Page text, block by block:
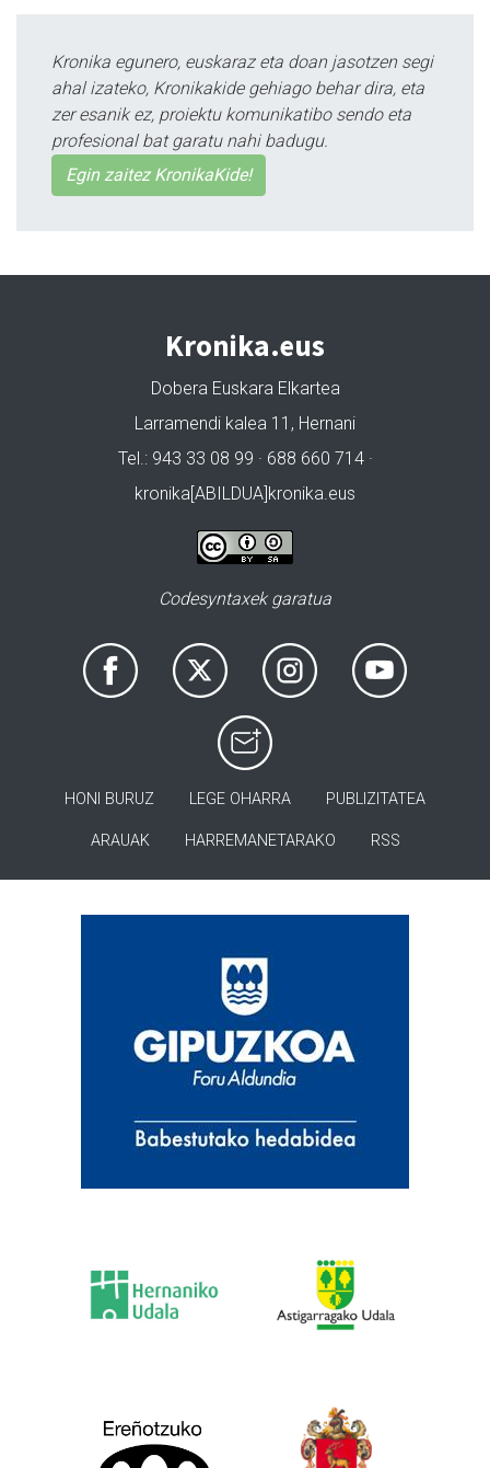
Kronika egunero, euskaraz eta doan jasotzen segi
ahal izateko, Kronikakide gehiago behar dira, eta
zer esanik ez, proiektu komunikatibo sendo eta
profesional bat garatu nahi badugu.
Egin zaitez KronikaKide!
Kronika.eus
Dobera Euskara Elkartea
Larramendi kalea 11, Hernani
Tel.: 943 33 08 99 · 688 660 714 ·
kronika[ABILDUA]kronika.eus
Codesyntaxek garatua
HONI BURUZ LEGE OHARRA PUBLIZITATEA
ARAUAK HARREMANETARAKO RSS